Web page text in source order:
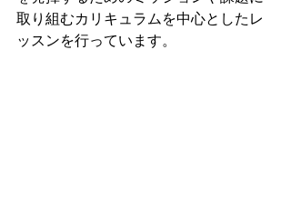
取り組むカリキュラムを中心としたレ
ッスンを行っています。